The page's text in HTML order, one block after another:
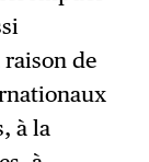
de
à la